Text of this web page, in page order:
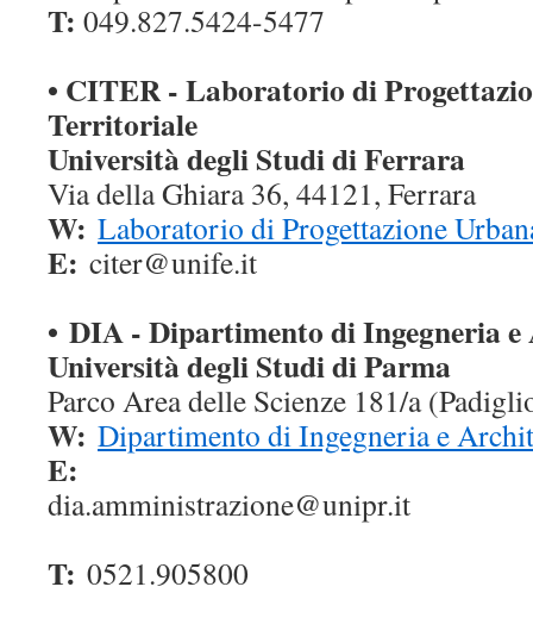
T: 049.827.5424-5477
• CITER - Laboratorio di
Territoriale
Università degli Studi di Ferrara
Via della Ghiara 36, 44121, Ferrara
W: Laboratorio di Progettazione
E: citer@unife.it
• DIA - Dipartimento di Ingegneria
Università degli Studi di Parma
Parco Area delle Scienze 181/a
W: Dipartimento di Ingegneria e
E:
dia.amministrazione@unipr.it
T: 0521.905800